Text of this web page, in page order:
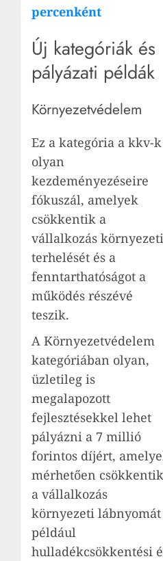
percenként
Új kategóriák és
pályázati példák
Környezetvédelem
Ez a kategória a kkv-k
olyan
kezdeményezéseire
fókuszál, amelyek
csökkentik a
vállalkozás környezeti
terhelését és a
fenntarthatóságot a
működés részévé
teszik.
A Környezetvédelem
kategóriában olyan,
üzletileg is
megalapozott
fejlesztésekkel lehet
pályázni a 7 millió
forintos díjért,
mérhetően csökkentik
a vállalkozás
környezeti lábnyomát
például
hulladékcsökkentési